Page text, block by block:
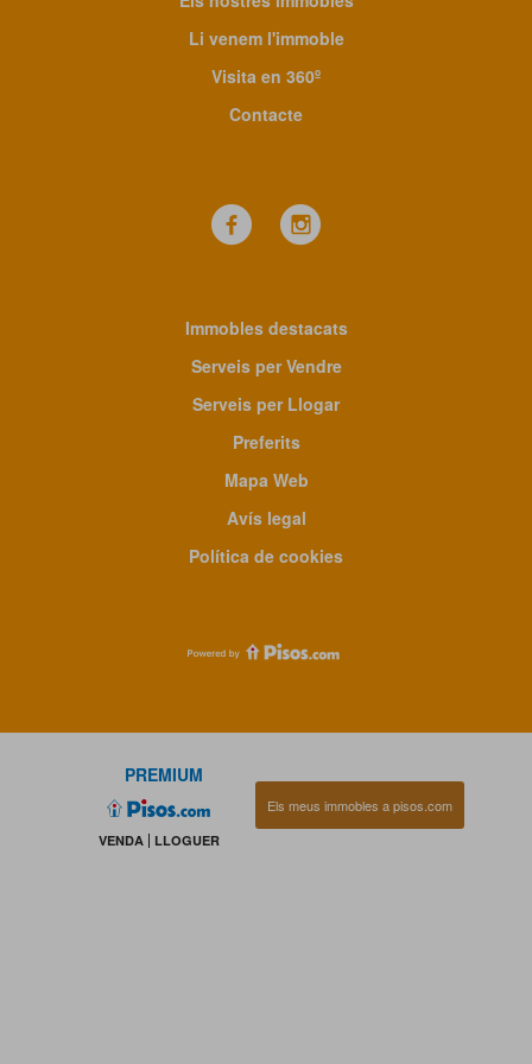
Li venem l'immoble
Visita en 360º
Contacte
Immobles destacats
Serveis per Vendre
Serveis per Llogar
Preferits
Mapa Web
Avís legal
Política de cookies
PREMIUM
VENDA LLOGUER
Els meus immobles a pisos.com